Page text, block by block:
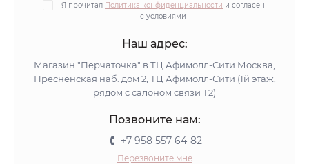
Я прочитал Политика конфиденциальности и согласен
с условиями
Наш адрес:
Магазин "Перчаточка" в ТЦ Афимолл-Сити Москва,
Пресненская наб. дом 2, ТЦ Афимолл-Сити (1й этаж,
рядом с салоном связи Т2)
Позвоните нам:
+7 958 557-64-82
Перезвоните мне